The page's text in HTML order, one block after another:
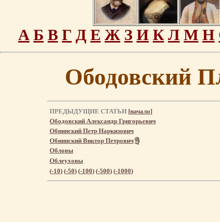
А Б В Г Д Е Ж З И К Л М Н
Ободовский
ПРЕДЫДУЩИЕ СТАТЬИ [начало]
Ободовский Александр Григорьевич
Обнинский Петр Наркизович
Обнинский Виктор Петрович
Обловы
Облеуховы
(-10) (-50) (-100) (-500) (-1000)